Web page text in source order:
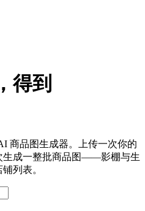
得到
商品图生成器。上传一次你的
生成一整批商品图——影棚与生
列表。